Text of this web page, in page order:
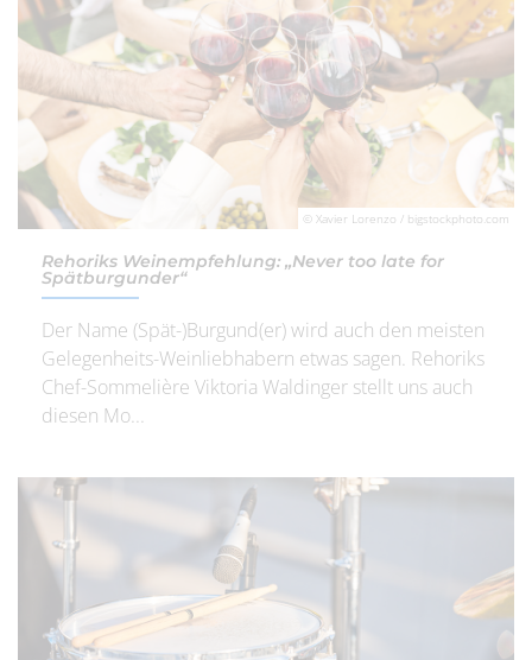
© Xavier Lorenzo / bigstockphoto.com
Rehoriks Weinempfehlung: „Never too late for
Spätburgunder“
Der Name (Spät-)Burgund(er) wird auch den meisten
Gelegenheits-Weinliebhabern etwas sagen. Rehoriks
Chef-Sommelière Viktoria Waldinger stellt uns auch
diesen Mo...